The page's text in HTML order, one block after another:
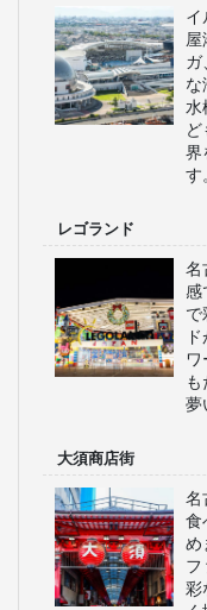
イ
屋
ガ
な
水
界
す
レゴランド
名
感
で
ワ
夢
大須商店街
名
食
め
フ
彩